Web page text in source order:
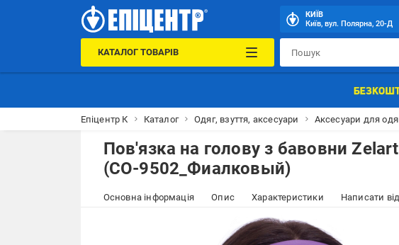
КИЇВ
Київ, вул. Полярна, 20-Д
КАТАЛОГ ТОВАРІВ
Епіцентр К Каталог Одяг, взуття, аксесуари Аксесуари для
Пов'язка на голову з бавовни
(CO-9502_Фиалковый)
Основна інформація Опис Характеристики Написати